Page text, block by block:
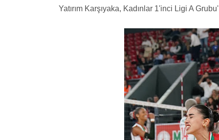
Yatırım Karşıyaka, Kadınlar 1'inci Ligi A